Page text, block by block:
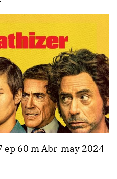
ep 60 m Abr-may 2024-